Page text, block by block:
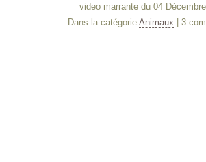
video marrante du 04
Dans la catégorie Animaux | 3